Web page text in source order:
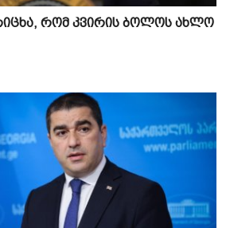
რომ კვირის ბოლოს ახლო